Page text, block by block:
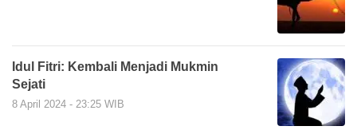
Idul Fitri: Kembali Menjadi Mukmin
Sejati
8 April 2024 - 23:25 WIB